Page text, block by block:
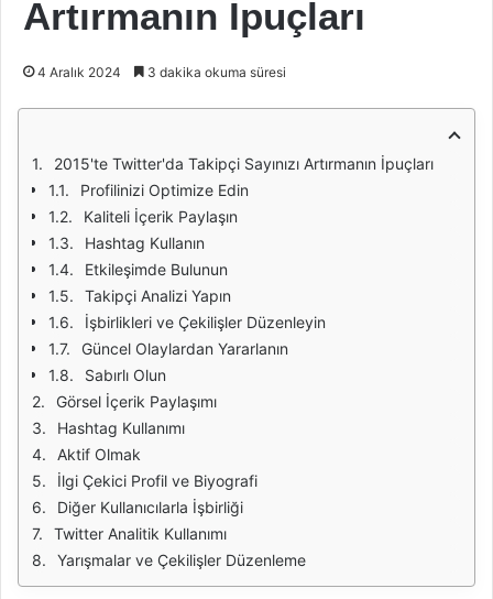
Artırmanın İpuçları
4 Aralık 2024 3 dakika okuma süresi
2015'te Twitter'da Takipçi Sayınızı Artırmanın İpuçları
Profilinizi Optimize Edin
Kaliteli İçerik Paylaşın
Hashtag Kullanın
Etkileşimde Bulunun
Takipçi Analizi Yapın
İşbirlikleri ve Çekilişler Düzenleyin
Güncel Olaylardan Yararlanın
Sabırlı Olun
Görsel İçerik Paylaşımı
Hashtag Kullanımı
Aktif Olmak
İlgi Çekici Profil ve Biyografi
Diğer Kullanıcılarla İşbirliği
Twitter Analitik Kullanımı
Yarışmalar ve Çekilişler Düzenleme